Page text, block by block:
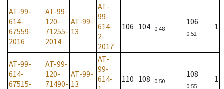
AT-99-
614-
67559-
2016
AT-99-
120-
71255-
2014
AT-99-
13
AT-
99-
614-
2-
2017
106 104 0.48
106
0.52
1
AT-99-
614-
67515-
AT-99-
120-
71490-
AT-99-
13
AT-
99-
614-
110 108 0.50
108
0.55
1